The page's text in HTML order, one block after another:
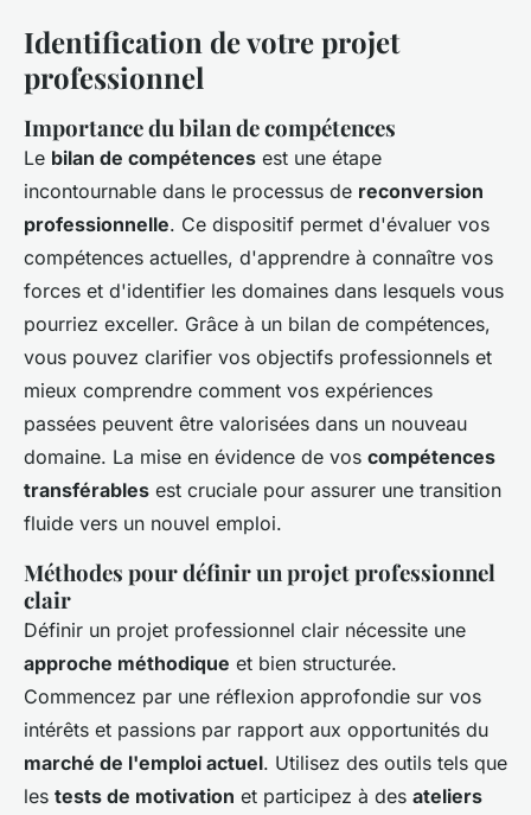
Identification de votre projet
professionnel
Importance du bilan de compétences
Le bilan de compétences est une étape
incontournable dans le processus de reconversion
professionnelle. Ce dispositif permet d'évaluer vos
compétences actuelles, d'apprendre à connaître vos
forces et d'identifier les domaines dans lesquels vous
pourriez exceller. Grâce à un bilan de compétences,
vous pouvez clarifier vos objectifs professionnels et
mieux comprendre comment vos expériences
passées peuvent être valorisées dans un nouveau
domaine. La mise en évidence de vos compétences
transférables est cruciale pour assurer une transition
fluide vers un nouvel emploi.
Méthodes pour définir un projet professionnel
clair
Définir un projet professionnel clair nécessite une
approche méthodique et bien structurée.
Commencez par une réflexion approfondie sur vos
intérêts et passions par rapport aux opportunités du
marché de l'emploi actuel. Utilisez des outils tels que
les tests de motivation et participez à des ateliers